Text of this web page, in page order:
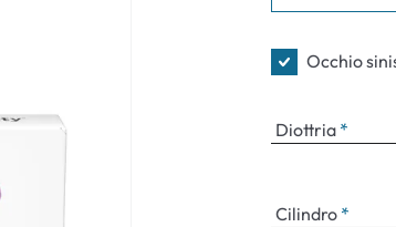
Sintomi
Occhio
Diottria
Cilindro